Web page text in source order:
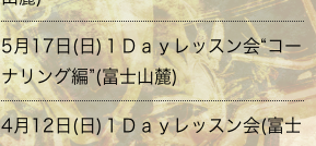
5月17日(日)１Ｄａｙレッスン会“コー
ナリング編”(富士山麓)
4月12日(日)１Ｄａｙレッスン会(富士